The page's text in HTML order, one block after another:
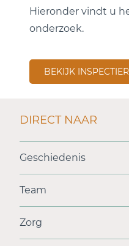
Hieronder vindt u
onderzoek.
BEKIJK
DIRECT NAAR
Geschiedenis
Team
Zorg